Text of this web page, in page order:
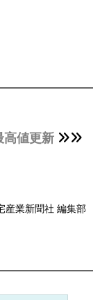
高値更新
産業新聞社 編集部